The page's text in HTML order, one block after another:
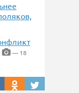
— 18